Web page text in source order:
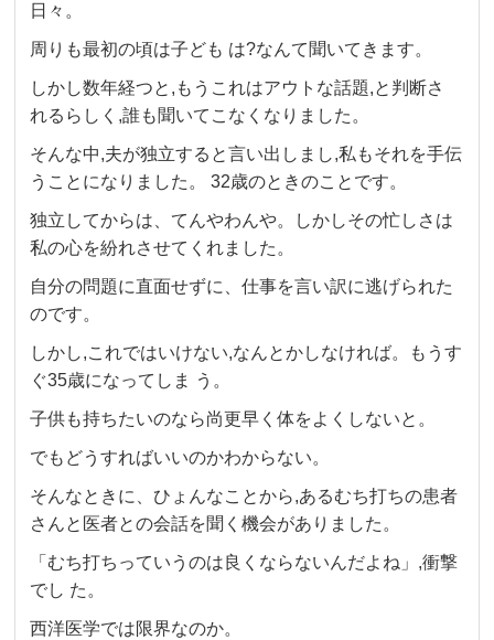
日々。
周りも最初の頃は子ども は?なんて聞いてきます。
しかし数年経つと,もうこれはアウトな話題,と判断さ
れるらしく,誰も聞いてこなくなりました。
そんな中,夫が独立すると言い出しまし,私もそれを手伝
うことになりました。 32歳のときのことです。
独立してからは、てんやわんや。しかしその忙しさは
私の心を紛れさせてくれました。
自分の問題に直面せずに、仕事を言い訳に逃げられた
のです。
しかし,これではいけない,なんとかしなければ。もうす
ぐ35歳になってしま う。
子供も持ちたいのなら尚更早く体をよくしないと。
でもどうすればいいのかわからない。
そんなときに、ひょんなことから,あるむち打ちの患者
さんと医者との会話を聞く機会がありました。
「むち打ちっていうのは良くならないんだよね」,衝撃
でし た。
西洋医学では限界なのか。